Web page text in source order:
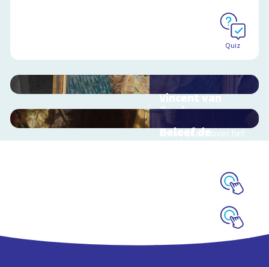
Quiz
Vincent van
Gogh
Interactieve
schoolplaat over het
leven van Vincent van
Beleef de
Nachtwacht
Schoolplaat